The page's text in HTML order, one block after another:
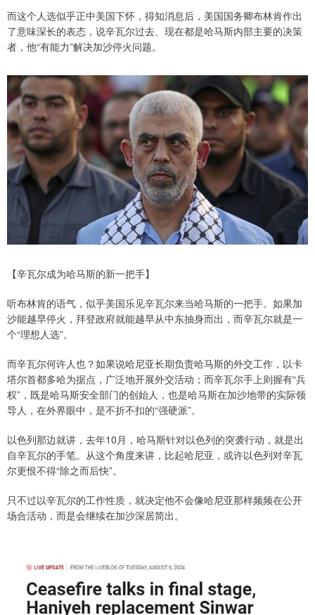
而这个人选似乎正中美国下怀，得知消息后，美国国务卿布林肯作出
了意味深长的表态，说辛瓦尔过去、现在都是哈马斯内部主要的决策
者，他“有能力”解决加沙停火问题。
【辛瓦尔成为哈马斯的新一把手】
听布林肯的语气，似乎美国乐见辛瓦尔来当哈马斯的一把手。如果加
沙能越早停火，拜登政府就能越早从中东抽身而出，而辛瓦尔就是一
个“理想人选”。
而辛瓦尔何许人也？如果说哈尼亚长期负责哈马斯的外交工作，以卡
塔尔首都多哈为据点，广泛地开展外交活动；而辛瓦尔手上则握有“兵
权”，既是哈马斯安全部门的创始人，也是哈马斯在加沙地带的实际领
导人，在外界眼中，是不折不扣的“强硬派”。
以色列那边就讲，去年10月，哈马斯针对以色列的突袭行动，就是出
自辛瓦尔的手笔。从这个角度来讲，比起哈尼亚，或许以色列对辛瓦
尔更恨不得“除之而后快”。
只不过以辛瓦尔的工作性质，就决定他不会像哈尼亚那样频频在公开
场合活动，而是会继续在加沙深居简出。